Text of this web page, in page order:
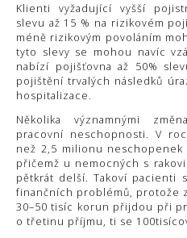
Klienti vyžadující vyšší
slevu až 15 % na rizikovém
méně rizikovým povoláním
tyto slevy se mohou navíc
nabízí pojišťovna až 50%
pojištění trvalých následků
hospitalizace.
Několika významnými
pracovní neschopnosti. V
než 2,5 milionu
přičemž u nemocných s
pětkrát delší. Takoví pacienti
finančních problémů, protože
30–50 tisíc korun přijdou při
o třetinu příjmu, ti se